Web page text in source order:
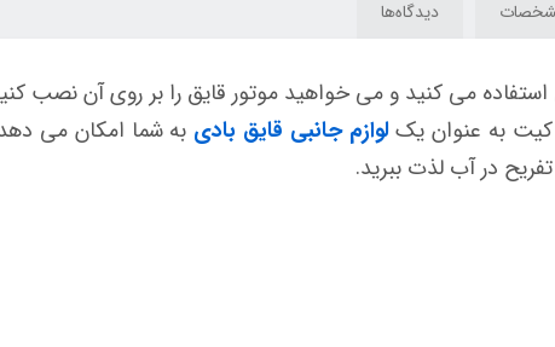
دیدگاه‌ها
استفاده می کنید و می خواهید موتور قایق را بر روی آن نصب
کیت به عنوان یکلوازمجانبی قایق بادی به شما امکان می دهد
در آب لذت ببرید.